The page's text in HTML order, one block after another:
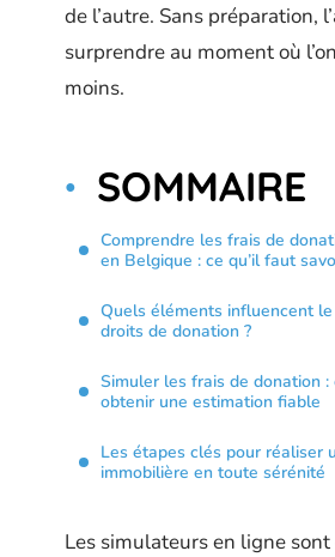
de l’autre. Sans préparation,
surprendre au moment où
moins.
SOMMAIRE
Comprendre les frais de
en Belgique : ce qu’il faut
Quels éléments influencent
droits de donation ?
Simuler les frais de donation :
obtenir une estimation fiable
Les étapes clés pour réaliser
immobilière en toute sérénité
Les simulateurs en ligne